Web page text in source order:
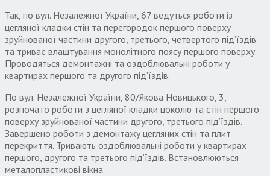
Так, по вул. Незалежної України, 67 ведуться роботи із
цегляної кладки стін та перегородок першого поверху
зруйнованої частини другого, третього, четвертого під’їздів
та триває влаштування монолітного поясу першого поверху.
Проводяться демонтажні та оздоблювальні роботи у
квартирах першого та другого під’їздів.
По вул. Незалежної України, 80/Якова Новицького, 3,
розпочато роботи з цегляної кладки цоколю та стін першого
поверху зруйнованої частини другого, третього під’їздів.
Завершено роботи з демонтажу цегляних стін та плит
перекриття. Тривають оздоблювальні роботи у квартирах
першого, другого та третього під’їздів. Встановлюються
металопластикові вікна.